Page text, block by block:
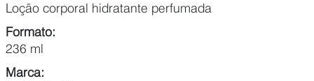
Loção corporal hidratante perfumada
Formato:
236 ml
Marca: